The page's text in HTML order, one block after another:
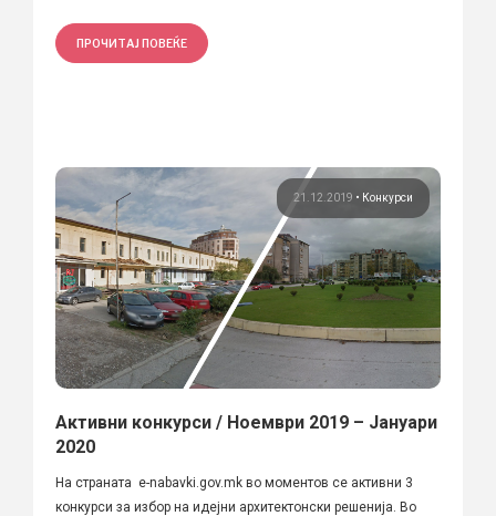
ПРОЧИТАЈ ПОВЕЌЕ
21.12.2019 • Конкурси
Активни конкурси / Ноември 2019 – Јануари
2020
На страната e-nabavki.gov.mk во моментов се активни 3
конкурси за избор на идејни архитектонски решенија. Во